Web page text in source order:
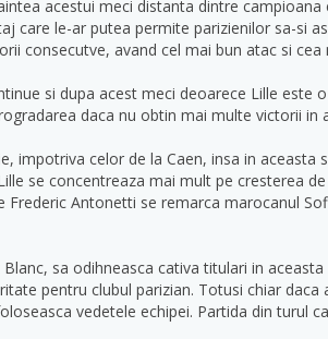
acestui meci distanta dintre
care le-ar putea permite parizienilor sa-si
consecutve, avand cel mai bun atac si
si dupa acest meci deoarece Lille
daca nu obtin mai multe victorii in
impotriva celor de la Caen, insa in
se concentreaza mai mult pe cresterea
Antonetti se remarca marocanul
sa odihneasca cativa titulari in
pentru clubul parizian. Totusi chiar
vedetele echipei. Partida din turul